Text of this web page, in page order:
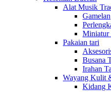
Alat Musik
Gamelan
Miniatur
Pakaian tari
Busana
Irahan
Wayang Kulit
Kidang